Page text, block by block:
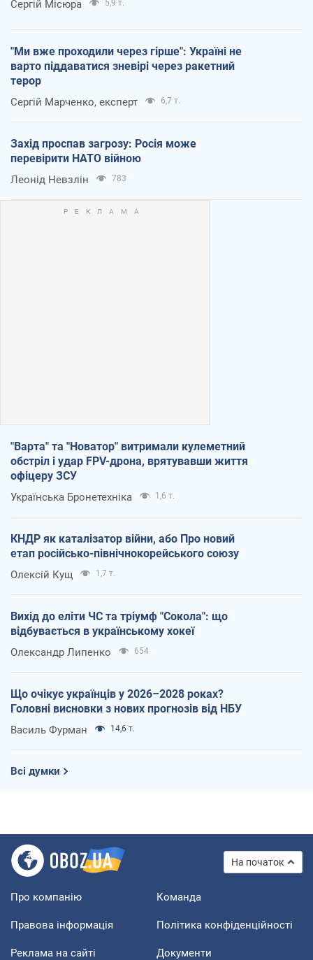
Сергій Місюра 5,9 т.
"Ми вже проходили через гірше": Україні не
варто піддаватися зневірі через ракетний
терор
Сергій Марченко, експерт 6,7 т.
Захід проспав загрозу: Росія може
перевірити НАТО війною
Леонід Невзлін 783
"Варта" та "Новатор" витримали кулеметний
обстріл і удар FPV-дрона, врятувавши життя
офіцеру ЗСУ
Українська Бронетехніка 1,6 т.
КНДР як каталізатор війни, або Про новий
етап російсько-північнокорейського союзу
Олексій Кущ 1,7 т.
Вихід до еліти ЧС та тріумф "Сокола": що
відбувається в українському хокеї
Олександр Липенко 654
Що очікує українців у 2026–2028 роках?
Головні висновки з нових прогнозів від НБУ
Василь Фурман 14,6 т.
Всі думки
На початок
Про компанію Команда
Правова інформація Політика конфіденційності
Реклама на сайті Документи